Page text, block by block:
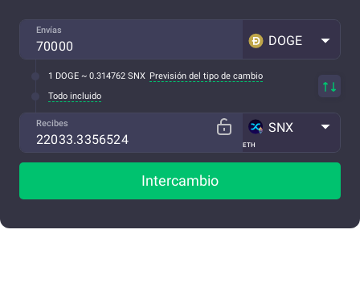
Envías
DOGE
1 DOGE ~ 0.314762 SNX Previsión del tipo de cambio
Todo incluido
Recibes
ETH
SNX
Intercambio